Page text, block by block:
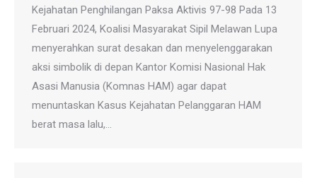
Kejahatan Penghilangan Paksa Aktivis 97-98 Pada 13
Februari 2024, Koalisi Masyarakat Sipil Melawan Lupa
menyerahkan surat desakan dan menyelenggarakan
aksi simbolik di depan Kantor Komisi Nasional Hak
Asasi Manusia (Komnas HAM) agar dapat
menuntaskan Kasus Kejahatan Pelanggaran HAM
berat masa lalu,…